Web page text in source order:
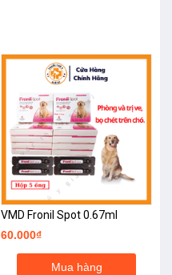
VMD Fronil Spot 0.67ml
60.000₫
Mua hàng